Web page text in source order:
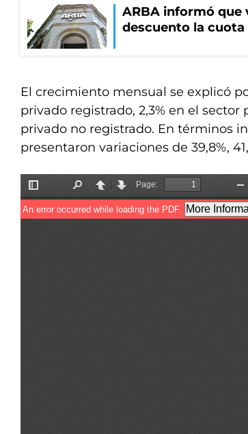
ARBA informó que
descuento la
El crecimiento mensual se explicó
privado registrado, 2,3% en el sector
privado no registrado. En términos
presentaron variaciones de 39,8%,